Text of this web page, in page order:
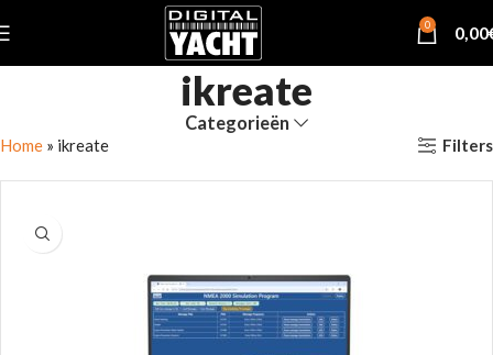
0 0,00
ikreate
Categorieën
Home » ikreate Filters